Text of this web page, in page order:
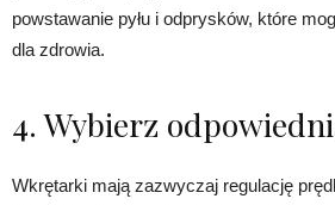
powstawanie pyłu i odprysków, które
dla zdrowia.
4. Wybierz
Wkrętarki mają zazwyczaj regulację